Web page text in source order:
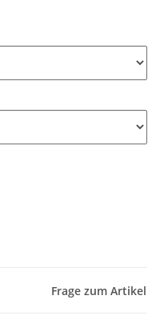
Frage zum Artikel